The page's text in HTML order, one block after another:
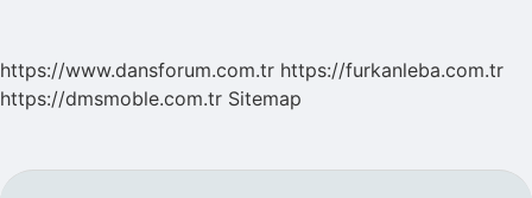
https://www.dansforum.com.tr https://furkanleba.com.tr
https://dmsmoble.com.tr Sitemap